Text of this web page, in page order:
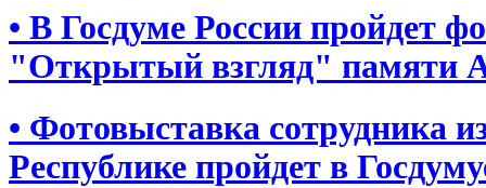
• В Госдуме России пройдет
"Открытый взгляд" памяти
• Фотовыставка сотрудника
Республике пройдет в